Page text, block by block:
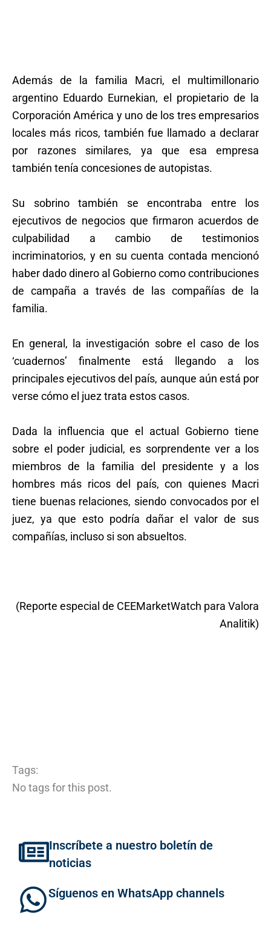
Además de la familia Macri, el multimillonario
argentino Eduardo Eurnekian, el propietario de la
Corporación América y uno de los tres empresarios
locales más ricos, también fue llamado a declarar
por razones similares, ya que esa empresa
también tenía concesiones de autopistas.
Su sobrino también se encontraba entre los
ejecutivos de negocios que firmaron acuerdos de
culpabilidad a cambio de testimonios
incriminatorios, y en su cuenta contada mencionó
haber dado dinero al Gobierno como contribuciones
de campaña a través de las compañías de la
familia.
En general, la investigación sobre el caso de los
‘cuadernos’ finalmente está llegando a los
principales ejecutivos del país, aunque aún está por
verse cómo el juez trata estos casos.
Dada la influencia que el actual Gobierno tiene
sobre el poder judicial, es sorprendente ver a los
miembros de la familia del presidente y a los
hombres más ricos del país, con quienes Macri
tiene buenas relaciones, siendo convocados por el
juez, ya que esto podría dañar el valor de sus
compañías, incluso si son absueltos.
(Reporte especial de CEEMarketWatch para Valora
Analitik)
Tags:
No tags for this post.
Inscríbete a nuestro boletín de
noticias
Síguenos en WhatsApp channels